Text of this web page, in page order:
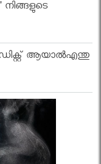
ആയാൽഎന്തു